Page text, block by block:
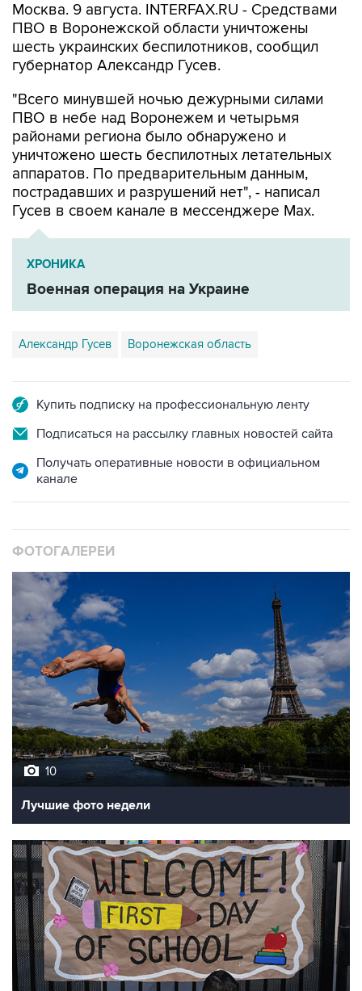
Москва. 9 августа. INTERFAX.RU - Средствами
ПВО в Воронежской области уничтожены
шесть украинских беспилотников, сообщил
губернатор Александр Гусев.
"Всего минувшей ночью дежурными силами
ПВО в небе над Воронежем и четырьмя
районами региона было обнаружено и
уничтожено шесть беспилотных летательных
аппаратов. По предварительным данным,
пострадавших и разрушений нет", - написал
Гусев в своем канале в мессенджере Max.
ХРОНИКА
Военная операция на Украине
Александр Гусев Воронежская область
Купить подписку на профессиональную ленту
Подписаться на рассылку главных новостей сайта
Получать оперативные новости в официальном
канале
ФОТОГАЛЕРЕИ
10
Лучшие фото недели